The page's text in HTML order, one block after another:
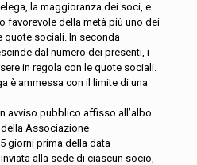
la maggioranza dei soci, e
favorevole della metà più uno dei
quote sociali. In seconda
dal numero dei presenti, i
in regola con le quote sociali.
è ammessa con il limite di una
avviso pubblico affisso all’albo
Associazione
giorni prima della data
alla sede di ciascun socio,